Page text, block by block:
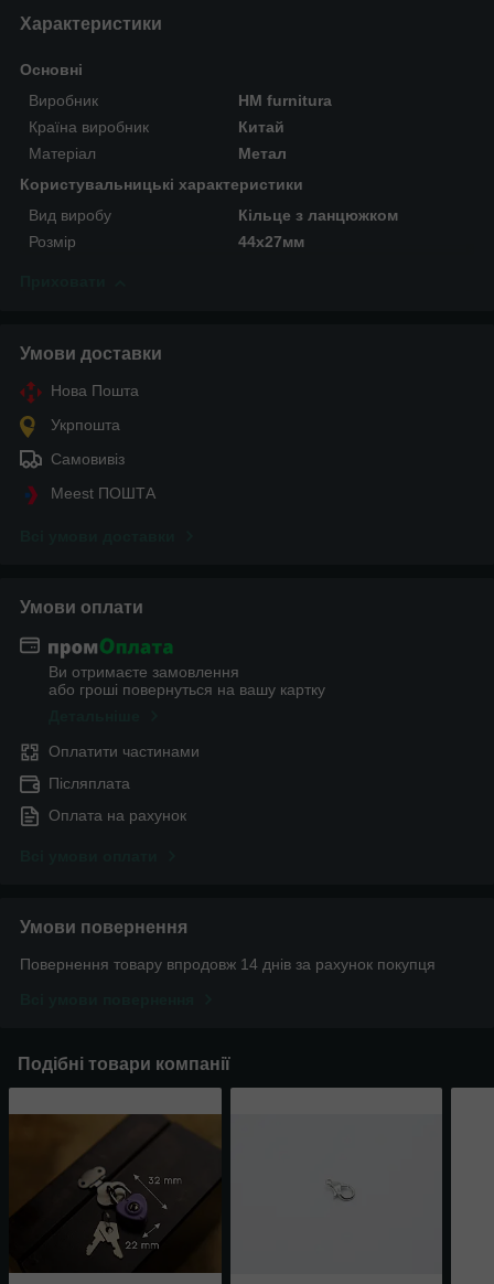
Характеристики
Основні
Виробник
HM furnitura
Країна виробник
Китай
Матеріал
Метал
Користувальницькі характеристики
Вид виробу
Кільце з ланцюжком
Розмір
44х27мм
Умови доставки
Нова Пошта
Укрпошта
Самовивіз
Meest ПОШТА
Умови оплати
Ви отримаєте замовлення
або гроші повернуться на вашу картку
Оплатити частинами
Післяплата
Оплата на рахунок
Умови повернення
Повернення товару впродовж 14 днів за рахунок покупця
Подібні товари компанії